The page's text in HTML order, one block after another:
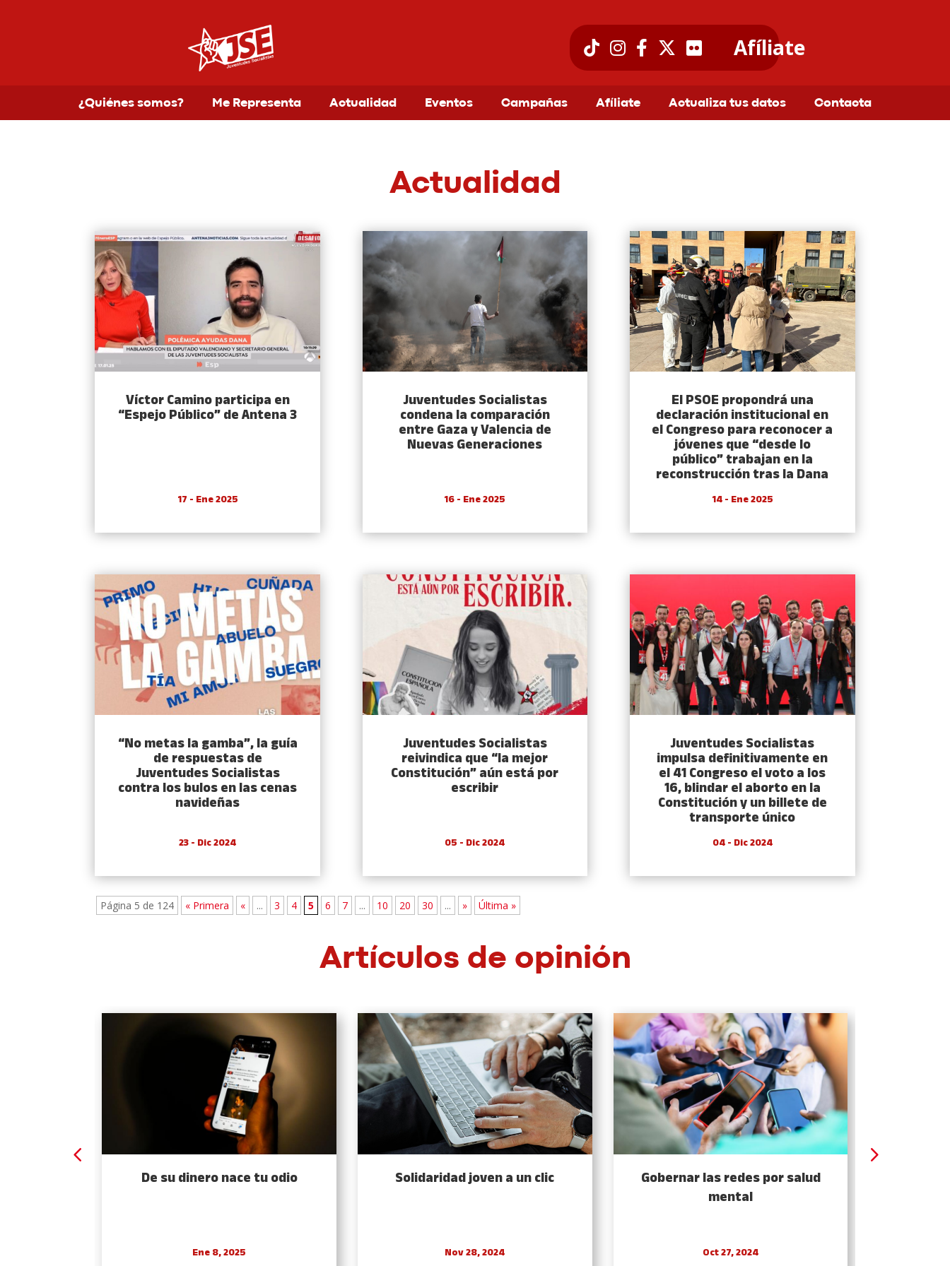
Afíliate
¿Quiénes somos? Me Representa Actualidad Eventos Campañas Afíliate Actualiza tus datos Contacta
Actualidad
Víctor Camino participa en
“Espejo Público” de Antena 3
17 - Ene 2025
“No metas la gamba”, la guía
de respuestas de
Juventudes Socialistas
contra los bulos en las cenas
navideñas
23 - Dic 2024
Juventudes Socialistas
condena la comparación
entre Gaza y Valencia de
Nuevas Generaciones
16 - Ene 2025
Juventudes Socialistas
reivindica que “la mejor
Constitución” aún está por
escribir
05 - Dic 2024
El PSOE propondrá una
declaración institucional en
el Congreso para reconocer a
jóvenes que “desde lo
público” trabajan en la
reconstrucción tras la Dana
14 - Ene 2025
Juventudes Socialistas
impulsa definitivamente en
el 41 Congreso el voto a los
16, blindar el aborto en la
Constitución y un billete de
transporte único
04 - Dic 2024
Página 5 de 124 « Primera « ... 3 4 5 6 7 ... 10 20 30 ... » Última »
Artículos de opinión
De su dinero nace tu odio
Ene 8, 2025
Solidaridad joven a un clic
Nov 28, 2024
Gobernar las redes por salud
mental
Oct 27, 2024